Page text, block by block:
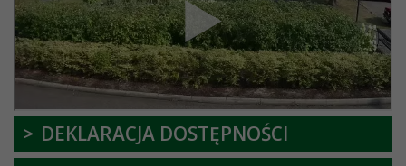
DEKLARACJA DOSTĘPNOŚCI